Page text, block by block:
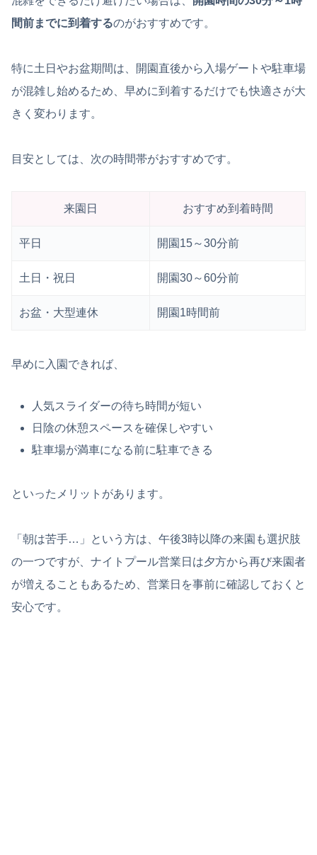
間前までに到着するのがおすすめです。
特に土日やお盆期間は、開園直後から入場ゲートや駐車場
が混雑し始めるため、早めに到着するだけでも快適さが大
きく変わります。
目安としては、次の時間帯がおすすめです。
来園日 おすすめ到着時間
平日 開園15～30分前
土日・祝日 開園30～60分前
お盆・大型連休 開園1時間前
早めに入園できれば、
人気スライダーの待ち時間が短い
日陰の休憩スペースを確保しやすい
駐車場が満車になる前に駐車できる
といったメリットがあります。
「朝は苦手…」という方は、午後3時以降の来園も選択肢
の一つですが、ナイトプール営業日は夕方から再び来園者
が増えることもあるため、営業日を事前に確認しておくと
安心です。